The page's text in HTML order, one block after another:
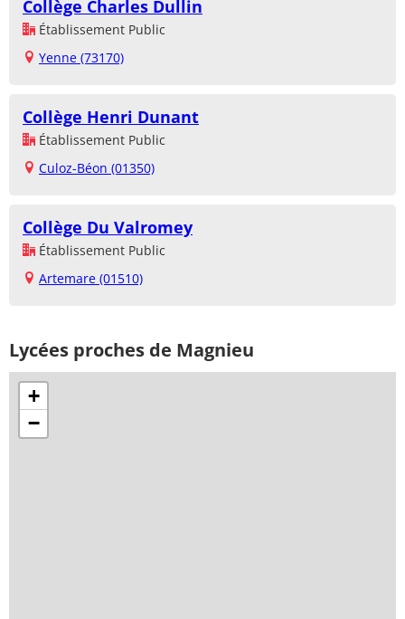
Collège Charles Dullin
Établissement Public
Yenne (73170)
Collège Henri Dunant
Établissement Public
Culoz-Béon (01350)
Collège Du Valromey
Établissement Public
Artemare (01510)
Lycées proches de Magnieu
+
−